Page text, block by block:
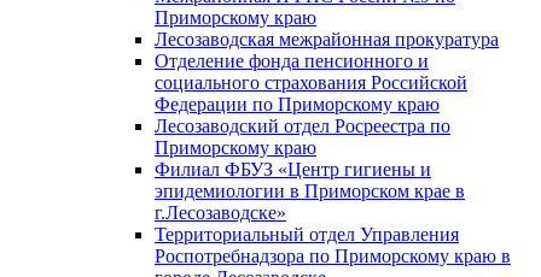
Приморскому краю
Лесозаводская межрайонная прокуратура
Отделение фонда пенсионного и
социального страхования Российской
Федерации по Приморскому краю
Лесозаводский отдел Росреестра по
Приморскому краю
Филиал ФБУЗ «Центр гигиены и
эпидемиологии в Приморском крае в
г.Лесозаводске»
Территориальный отдел Управления
Роспотребнадзора по Приморскому краю в